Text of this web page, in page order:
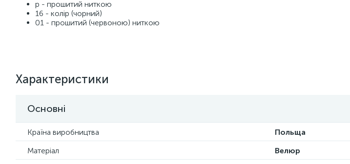
р - прошитий ниткою
16 - колір (чорний)
01 - прошитий (червоною) ниткою
Характеристики
Основні
Країна виробництва
Польща
Матеріал
Велюр